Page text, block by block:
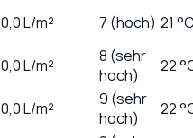
0,0L/m² 7 (hoch) 21
0,0L/m²
8 (sehr
hoch)
22
0,0L/m²
9 (sehr
hoch)
22